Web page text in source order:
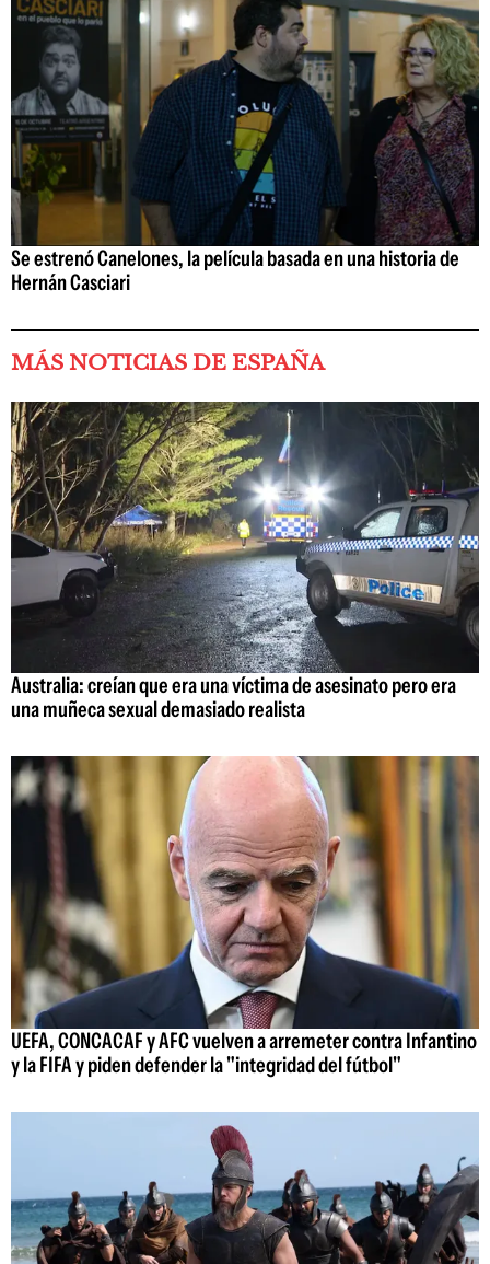
Se estrenó Canelones, la película basada en una historia de
Hernán Casciari
MÁS NOTICIAS DE ESPAÑA
Australia: creían que era una víctima de asesinato pero era
una muñeca sexual demasiado realista
UEFA, CONCACAF y AFC vuelven a arremeter contra Infantino
y la FIFA y piden defender la "integridad del fútbol"